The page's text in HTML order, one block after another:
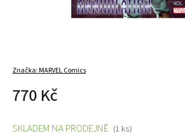
Značka:MARVEL Comics
770 Kč
SKLADEM NA PRODEJNĚ (1 ks)